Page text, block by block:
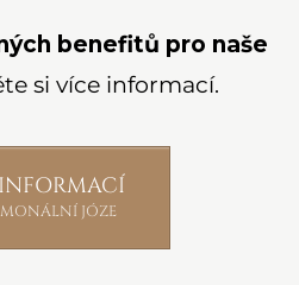
benefitů pro naše
si více informací.
JÓZE